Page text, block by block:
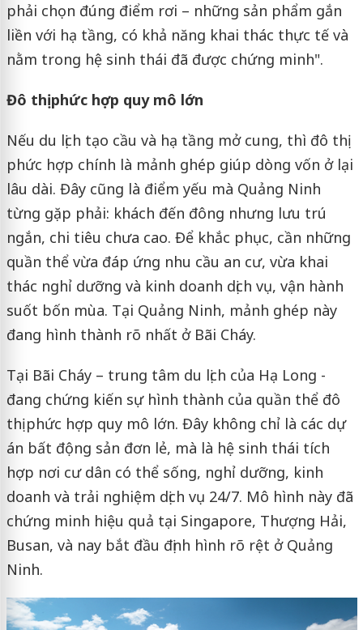
phải chọn đúng điểm rơi – những sản phẩm gắn
liền với hạ tầng, có khả năng khai thác thực tế và
nằm trong hệ sinh thái đã được chứng minh".
Đô thị phức hợp quy mô lớn
Nếu du lịch tạo cầu và hạ tầng mở cung, thì đô thị
phức hợp chính là mảnh ghép giúp dòng vốn ở lại
lâu dài. Đây cũng là điểm yếu mà Quảng Ninh
từng gặp phải: khách đến đông nhưng lưu trú
ngắn, chi tiêu chưa cao. Để khắc phục, cần những
quần thể vừa đáp ứng nhu cầu an cư, vừa khai
thác nghỉ dưỡng và kinh doanh dịch vụ, vận hành
suốt bốn mùa. Tại Quảng Ninh, mảnh ghép này
đang hình thành rõ nhất ở Bãi Cháy.
Tại Bãi Cháy – trung tâm du lịch của Hạ Long -
đang chứng kiến sự hình thành của quần thể đô
thị phức hợp quy mô lớn. Đây không chỉ là các dự
án bất động sản đơn lẻ, mà là hệ sinh thái tích
hợp nơi cư dân có thể sống, nghỉ dưỡng, kinh
doanh và trải nghiệm dịch vụ 24/7. Mô hình này đã
chứng minh hiệu quả tại Singapore, Thượng Hải,
Busan, và nay bắt đầu định hình rõ rệt ở Quảng
Ninh.